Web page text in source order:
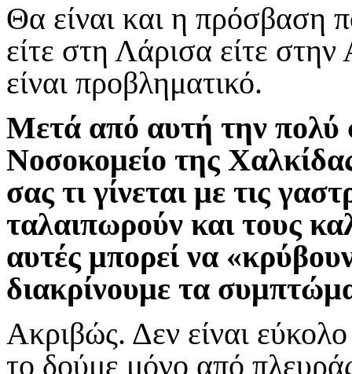
Θα είναι και η πρόσβαση
είτε στη Λάρισα είτε
είναι προβληματικό.
Μετά από αυτή την πολύ
Νοσοκομείο της
σας τι γίνεται με τις
ταλαιπωρούν και τους
αυτές μπορεί να
διακρίνουμε τα
Ακριβώς. Δεν είναι
το δούμε μόνο από